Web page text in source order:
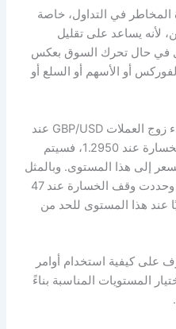
المخاطر في التداول، خاصة
لأنه يساعد على تقليل
في حال تحرك السوق بعكس
أو الأسهم أو السلع أو
فعلى سبيل المثال، إذا قمت بشراء زوج العملات GBP/USD عند
سعر 1.3000، وحددت أمر وقف الخسارة عند 1.2950، فسيتم
إلى هذا المستوى. وبالمثل
إذا اشتريت سهمًا بسعر 50 دولارًا وحددت وقف الخسارة عند 47
عند هذا المستوى للحد من
على كيفية استخدام أوامر
المستويات المناسبة بناءً